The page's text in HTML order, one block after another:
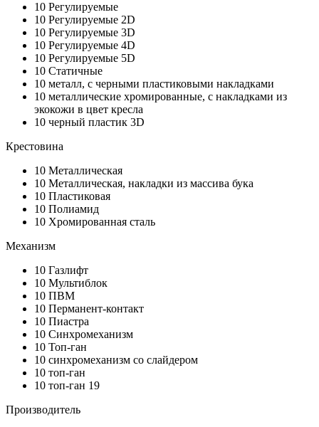
10 Регулируемые
10 Регулируемые 2D
10 Регулируемые 3D
10 Регулируемые 4D
10 Регулируемые 5D
10 Статичные
10 металл, с черными пластиковыми накладками
10 металлические хромированные, с накладками из
экокожи в цвет кресла
10 черный пластик 3D
Крестовина
10 Металлическая
10 Металлическая, накладки из массива бука
10 Пластиковая
10 Полиамид
10 Хромированная сталь
Механизм
10 Газлифт
10 Мультиблок
10 ПВМ
10 Перманент-контакт
10 Пиастра
10 Синхромеханизм
10 Топ-ган
10 синхромеханизм со слайдером
10 топ-ган
10 топ-ган 19
Производитель